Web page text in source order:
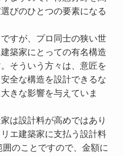
びのひとつの要素になる
すが、プロ同士の狭い世
築家にとっての有名構造
そういう方々は、意匠を
全な構造を設計できるな
きな影響を与えていま
は設計料が高めではあり
エ建築家に支払う設計料
のことですので、金額に